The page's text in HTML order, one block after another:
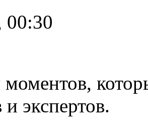
00:30
и экспертов.